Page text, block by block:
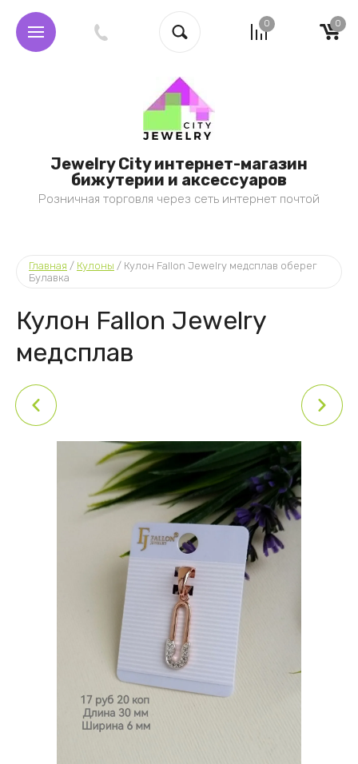
0 0
Jewelry City интернет-магазин
бижутерии и аксессуаров
Розничная торговля через сеть интернет почтой
Главная / Кулоны / Кулон Fallon Jewelry медсплав оберег
Булавка
Кулон Fallon Jewelry
медсплав